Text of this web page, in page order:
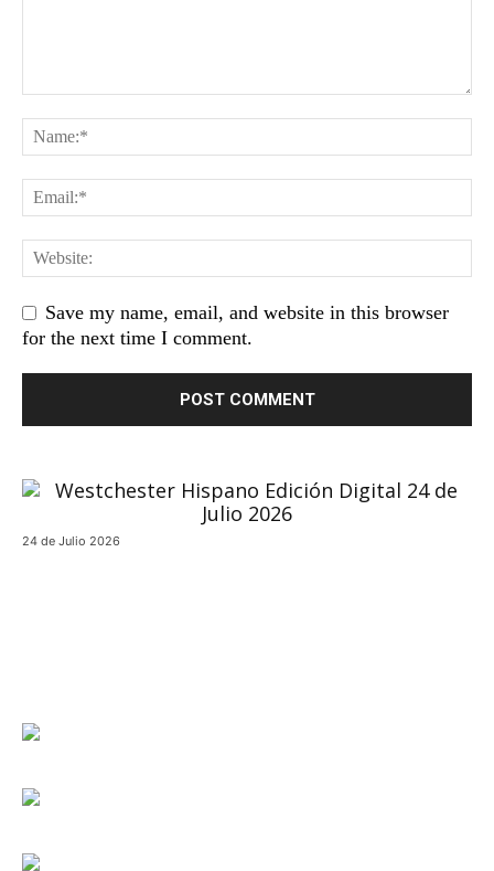
Save my name, email, and website in this browser
for the next time I comment.
24 de Julio 2026